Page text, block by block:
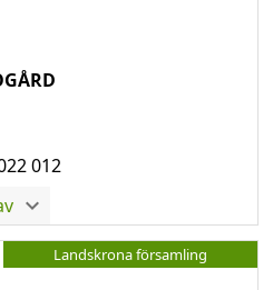
012
Landskrona församling